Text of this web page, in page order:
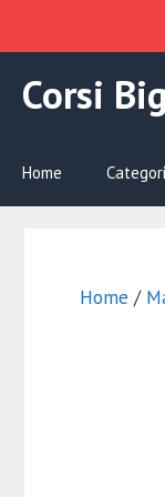
contenuto
Corsi
Home
Home /